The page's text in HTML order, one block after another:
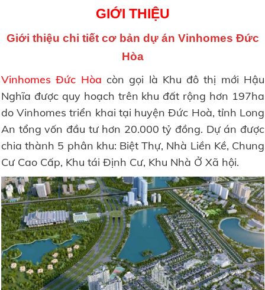
GIỚI THIỆU
Giới thiệu chi tiết cơ bản dự án Vinhomes Đức
Hòa
Vinhomes Đức Hòa còn gọi là Khu đô thị mới Hậu
Nghĩa được quy hoạch trên khu đất rộng hơn 197ha
do Vinhomes triển khai tại huyện Đức Hoà, tỉnh Long
An tổng vốn đầu tư hơn 20.000 tỷ đồng. Dự án được
chia thành 5 phân khu: Biệt Thự, Nhà Liền Kề, Chung
Cư Cao Cấp, Khu tái Định Cư, Khu Nhà Ở Xã hội.